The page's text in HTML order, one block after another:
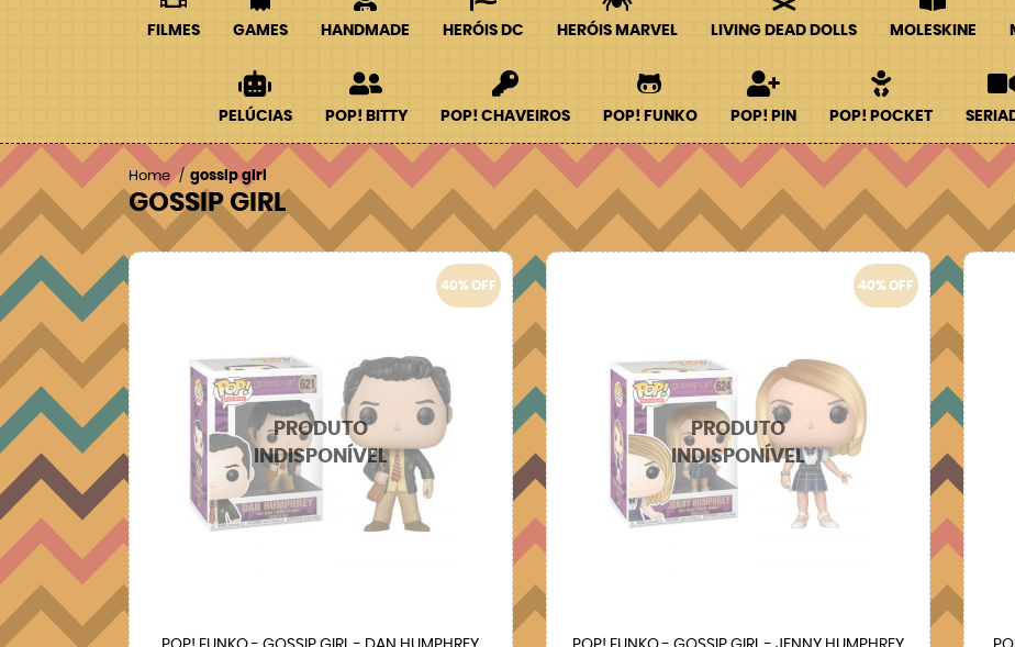
FILMES GAMES HANDMADE HERÓIS DC HERÓIS MARVEL LIVING DEAD DOLLS MOLESKINE
PELÚCIAS POP! BITTY POP! CHAVEIROS POP! FUNKO POP! PIN POP! POCKET
Home gossip girl
GOSSIP GIRL
40% OFF 40% OFF